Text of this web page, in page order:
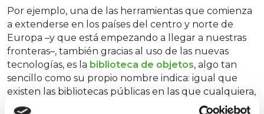
Por ejemplo, una de las herramientas que comienza
a extenderse en los países del centro y norte de
Europa –y que está empezando a llegar a nuestras
fronteras–, también gracias al uso de las nuevas
tecnologías, es la biblioteca de objetos, algo tan
sencillo como su propio nombre indica: igual que
existen las bibliotecas públicas en las que cualquiera,
haciéndose socio, puede sacar un libro, leerlo y